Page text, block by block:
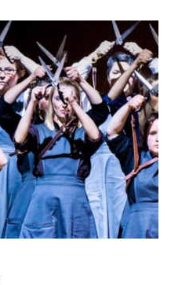
VOTRE
VISITE
JEUNE
PUBLIC
LA
MONNAIE
NOUS
SOUTENIR